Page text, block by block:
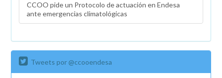
CCOO pide un Protocolo de actuación en Endesa
ante emergencias climatológicas
Tweets por @ccooendesa